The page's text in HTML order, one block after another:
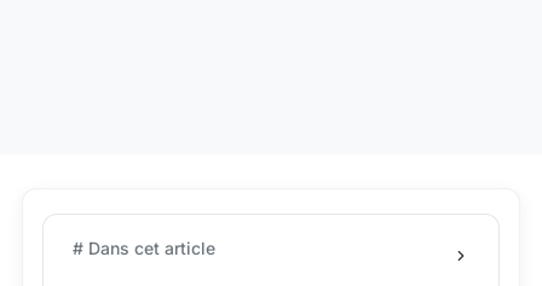
# Dans cet article